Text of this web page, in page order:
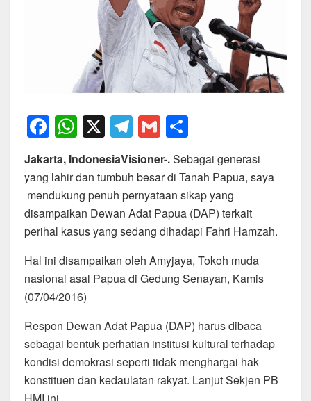
F
a
c
e
b
o
o
k
W
h
at
s
A
p
p
X T
el
e
gr
a
m
G
m
ail
h
ar
e
Jakarta, IndonesiaVisioner-.Sebagai generasi
yang lahir dan tumbuh besar di Tanah Papua, saya
mendukung penuh pernyataan sikap yang
disampaikan Dewan Adat Papua (DAP) terkait
perihal kasus yang sedang dihadapi Fahri Hamzah.
Hal ini disampaikan oleh Amyjaya, Tokoh muda
nasional asal Papua di Gedung Senayan, Kamis
(07/04/2016)
Respon Dewan Adat Papua (DAP) harus dibaca
sebagai bentuk perhatian institusi kultural terhadap
kondisi demokrasi seperti tidak menghargai hak
konstituen dan kedaulatan rakyat. Lanjut Sekjen PB